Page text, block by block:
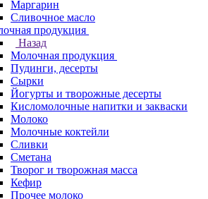
Маргарин
Сливочное масло
продукция
Назад
Молочная продукция
Пудинги, десерты
Сырки
Йогурты и творожные десерты
Кисломолочные напитки и закваски
Молоко
Молочные коктейли
Сливки
Сметана
Творог и творожная масса
Кефир
Прочее молоко